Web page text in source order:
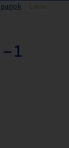
Lorin
1